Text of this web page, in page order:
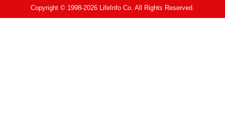
Copyright © 1998-2026 LifeInfo Co. All Rights Reserved.